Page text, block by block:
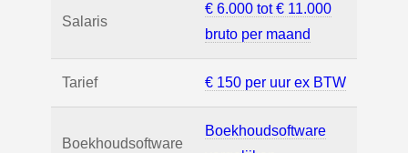
Salaris
€ 6.000 tot € 11.000
bruto per maand
Tarief € 150 per uur ex BTW
Boekhoudsoftware
Boekhoudsoftware